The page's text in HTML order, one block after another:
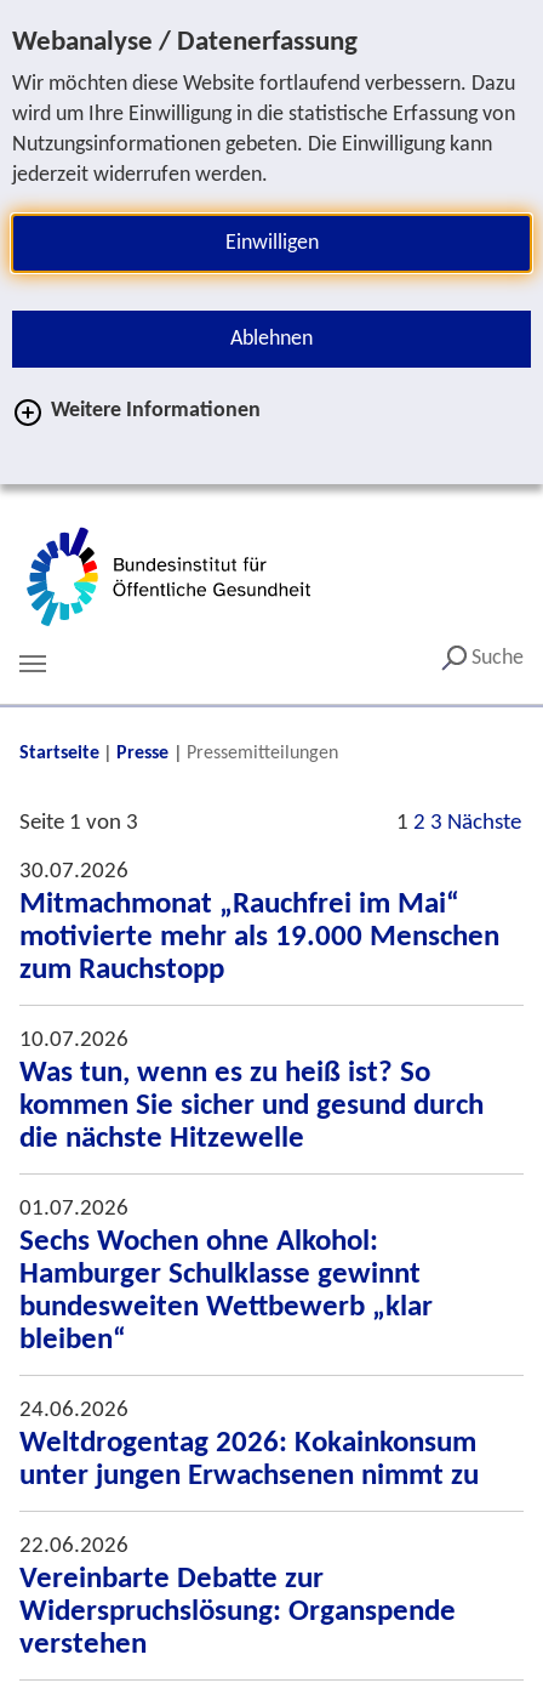
Webanalyse / Datenerfassung
Wir möchten diese Website fortlaufend verbessern. Dazu
wird um Ihre Einwilligung in die statistische Erfassung von
Nutzungsinformationen gebeten. Die Einwilligung kann
jederzeit widerrufen werden.
Einwilligen
Ablehnen
Weitere Informationen
Suche
You are here:
Startseite Presse Pressemitteilungen
Seite 1 von 3 1 2 3 Nächste
30.07.2026
Mitmachmonat „Rauchfrei im Mai“
motivierte mehr als 19.000 Menschen
zum Rauchstopp
10.07.2026
Was tun, wenn es zu heiß ist? So
kommen Sie sicher und gesund durch
die nächste Hitzewelle
01.07.2026
Sechs Wochen ohne Alkohol:
Hamburger Schulklasse gewinnt
bundesweiten Wettbewerb „klar
bleiben“
24.06.2026
Weltdrogentag 2026: Kokainkonsum
unter jungen Erwachsenen nimmt zu
22.06.2026
Vereinbarte Debatte zur
Widerspruchslösung: Organspende
verstehen